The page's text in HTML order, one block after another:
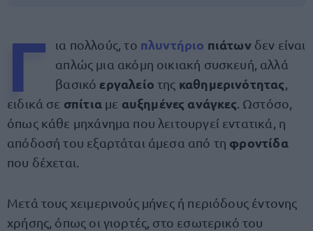
Γ ια πολλούς, το πλυντήριο πιάτωνδεν είναι
απλώς μια ακόμη οικιακή συσκευή, αλλά
βασικό εργαλείο της καθημερινότητας
ειδικά σε σπίτια με αυξημένες ανάγκες . Ωστόσο,
όπως κάθε μηχάνημα που λειτουργεί εντατικά, η
απόδοσή του εξαρτάται άμεσα από τη φροντίδα
που δέχεται.
Μετά τους χειμερινούς μήνες ή περιόδους έντονης
χρήσης, όπως οι γιορτές, στο εσωτερικό του